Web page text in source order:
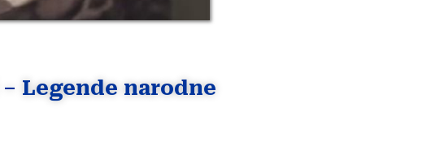
Legende narodne